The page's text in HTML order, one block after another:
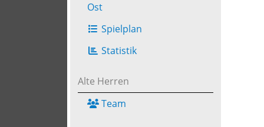
Ost
Spielplan
Statistik
Alte Herren
Team